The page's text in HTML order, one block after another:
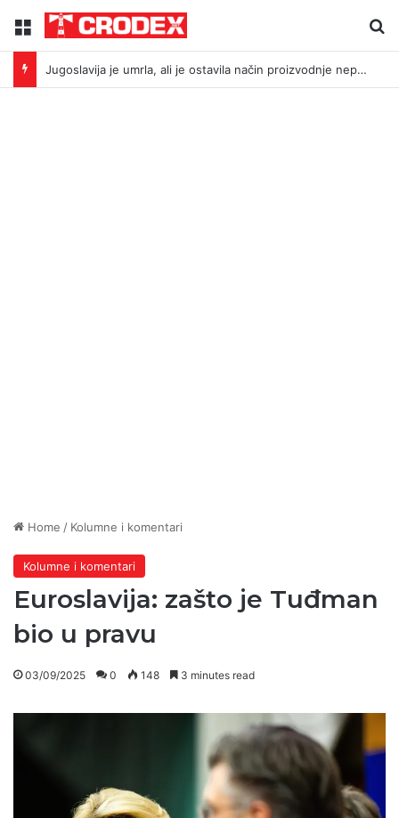
Menu
Jugoslavija je umrla, ali je ostavila način proizvodnje neprijatelja: Što povezuje Bleiburg i Srebrenicu?
Home / Kolumne i komentari
Kolumne i komentari
Euroslavija: zašto je Tuđman
bio u pravu
03/09/2025 0 148 3 minutes read